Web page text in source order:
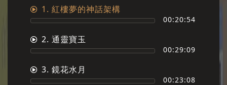
1. 紅樓夢的神話架構
00:20:54
2. 通靈寶玉
00:29:09
3. 鏡花水月
00:23:08